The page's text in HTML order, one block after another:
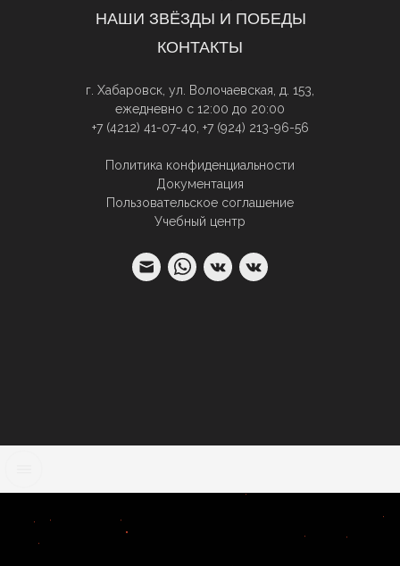
НАШИ ЗВЁЗДЫ И ПОБЕДЫ
КОНТАКТЫ
г. Хабаровск, ул. Волочаевская, д. 153,
ежедневно с 12:00 до 20:00
+7 (4212) 41-07-40 +7 (924) 213-96-56
Политика конфиденциальности
Документация
Пользовательское соглашение
Учебный центр